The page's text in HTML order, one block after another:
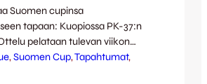
Suomen cupinsa
tapaan: Kuopiossa PK-37:n
pelataan tulevan viikon
8.3. kello 19 alkaen Kuopion
eli Savon Sanomat
, Suomen Cup, Tapahtumat